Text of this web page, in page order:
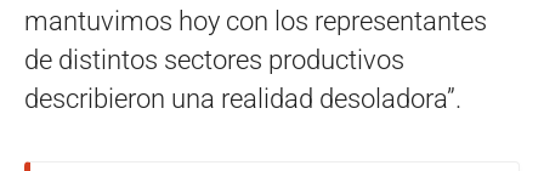
mantuvimos hoy con los representantes
de distintos sectores productivos
describieron una realidad desoladora”.